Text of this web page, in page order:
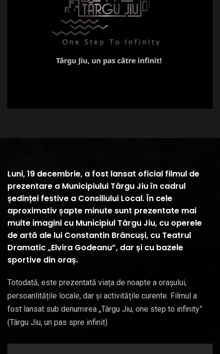
Luni, 19 decembrie, a fost lansat oficial filmul de
prezentare a Municipiului Târgu Jiu în cadrul
ședinței festive a Consiliului Local. În cele
aproximativ șapte minute sunt prezentate mai
multe imagini cu Municipiul Târgu Jiu, cu operele
de artă ale lui Constantin Brâncuși, cu Teatrul
Dramatic „Elvira Godeanu”, dar și cu bazele
sportive din oraș.
Totodată, este prezentată viața de noapte a orașului,
persoanlitățile locale, dar și activitățile curente. Filmul a
fost lansat sub denumirea „Târgu Jiu, one step to infinity”
(Târgu Jiu, un pas spre infinit)